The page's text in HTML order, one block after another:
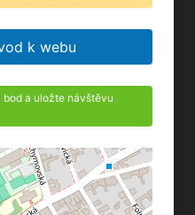
k webu
bod a uložte návštěvu